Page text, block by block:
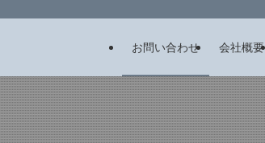
お問い合わせ 会社概要